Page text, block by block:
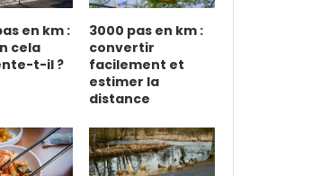
en km :
cela
t-il ?
3000 pas en km :
convertir
facilement et
estimer la
distance